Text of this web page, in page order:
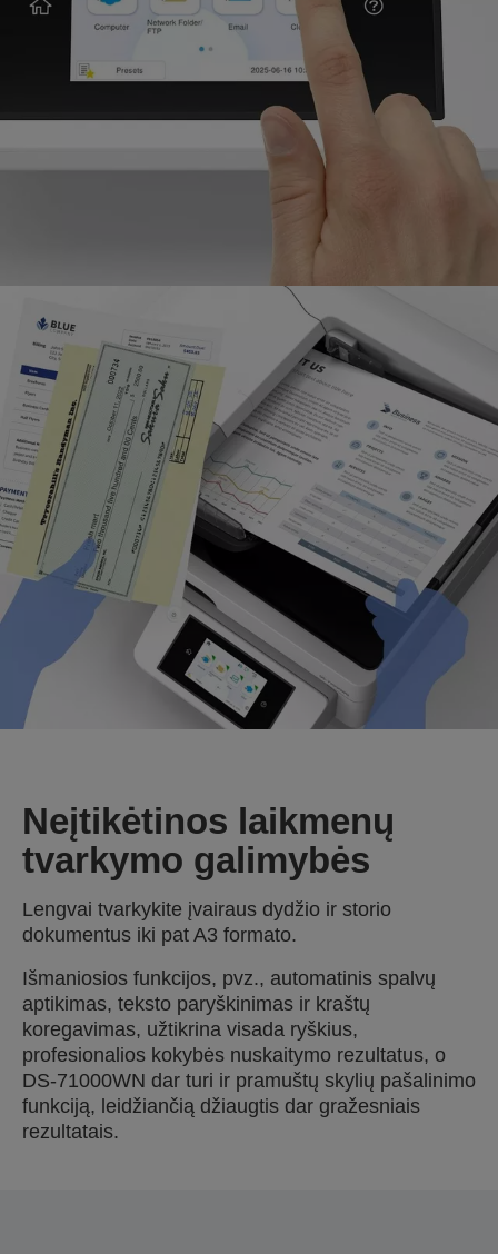
Neįtikėtinos laikmenų
tvarkymo galimybės
Lengvai tvarkykite įvairaus dydžio ir storio
dokumentus iki pat A3 formato.
Išmaniosios funkcijos, pvz., automatinis spalvų
aptikimas, teksto paryškinimas ir kraštų
koregavimas, užtikrina visada ryškius,
profesionalios kokybės nuskaitymo rezultatus, o
DS-71000WN dar turi ir pramuštų skylių pašalinimo
funkciją, leidžiančią džiaugtis dar gražesniais
rezultatais.